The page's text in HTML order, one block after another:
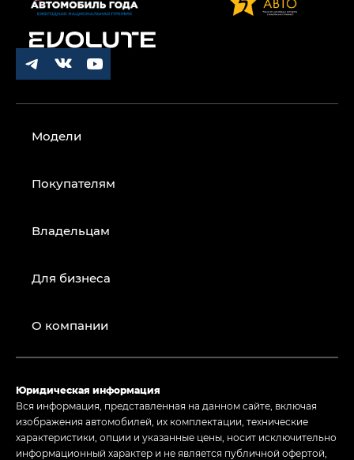
Модели
Покупателям
Владельцам
Для бизнеса
О компании
Юридическая информация
Вся информация, представленная на данном сайте, включая
изображения автомобилей, их комплектации, технические
характеристики, опции и указанные цены, носит исключительно
информационный характер и не является публичной офертой,